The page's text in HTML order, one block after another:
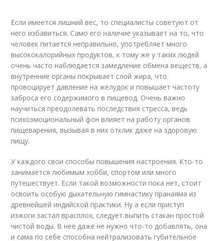
Если имеется лишний вес, то специалисты советуют от
него избавиться. Само его наличие указывает на то, что
человек питается неправильно, употребляет много
высококалорийных продуктов, к тому же у таких людей
очень часто наблюдается замедление обмена веществ, а
внутренние органы покрывает слой жира, что
провоцирует давление на желудок и повышает частоту
заброса его содержимого в пищевод. Очень важно
научиться преодолевать последствия стресса, ведь
психоэмоциональный фон влияет на работу органов
пищеварения, вызывая в них отклик даже на здоровую
пищу.
У каждого свои способы повышения настроения. Кто-то
занимается любимым хобби, спортом или много
путешествует. Если такой возможности пока нет, стоит
освоить особую дыхательную гимнастику пранаяма из
древнейшей индийской практики. Ну а если приступ
изжоги застал врасплох, следует выпить стакан простой
чистой воды. В нее даже не нужно что-то добавлять, она
и сама по себе способна нейтрализовать губительное